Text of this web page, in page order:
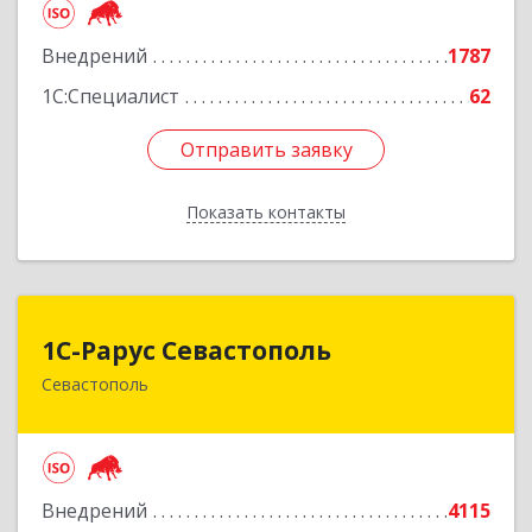
Внедрений
1787
1С:Специалист
62
Отправить заявку
Показать контакты
Отправить заявку
Назад
1С-Рарус Севастополь
Севастополь
Внедрений
4115
299011, Севастополь г, Кулакова ул, дом № 58